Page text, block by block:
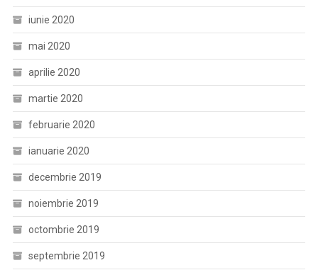
iunie 2020
mai 2020
aprilie 2020
martie 2020
februarie 2020
ianuarie 2020
decembrie 2019
noiembrie 2019
octombrie 2019
septembrie 2019